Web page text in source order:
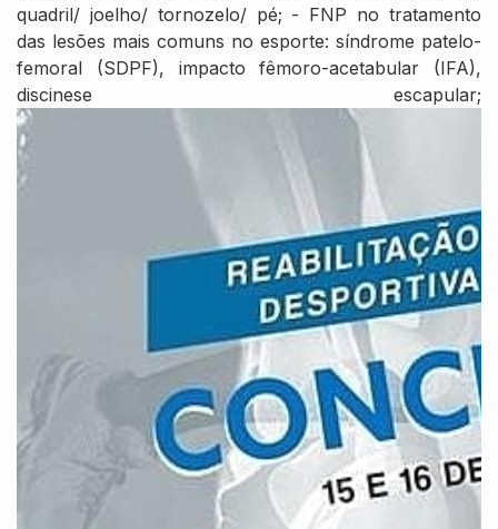
quadril/ joelho/ tornozelo/ pé; - FNP no tratamento
das lesões mais comuns no esporte: síndrome patelo-
femoral (SDPF), impacto fêmoro-acetabular (IFA),
discinese escapular;